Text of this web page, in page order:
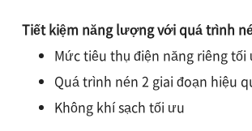
Tiết kiệm năng lượng với quá trình
Mức tiêu thụ điện năng riêng tối
Quá trình nén 2 giai đoạn hiệu
Không khí sạch tối ưu